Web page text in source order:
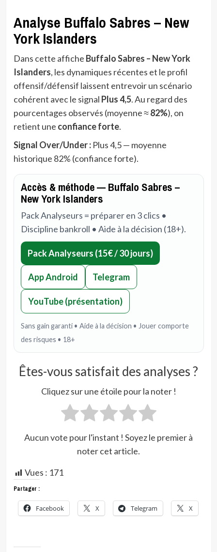
Analyse Buffalo Sabres – New
York Islanders
Dans cette affiche Buffalo Sabres – New York
Islanders, les dynamiques récentes et le profil
offensif/défensif laissent entrevoir un scénario
cohérent avec le signal Plus 4,5. Au regard des
pourcentages observés (moyenne ≈82%), on
retient une confiance forte.
Signal Over/Under :Plus 4,5 — moyenne
historique 82% (confiance forte).
Accès & méthode — Buffalo Sabres –
New York Islanders
Pack Analyseurs = préparer en 3 clics •
Discipline bankroll • Aide à la décision (18+).
Pack Analyseurs (15€ / 30 jours)
App Android Telegram
YouTube (présentation)
Sans gain garanti • Aide à la décision • Jouer comporte
des risques • 18+
Êtes-vous satisfait des analyses ?
Cliquez sur une étoile pour la noter !
Aucun vote pour l'instant ! Soyez le premier à
noter cet article.
Vues : 171
Partager :
Facebook X Telegram X